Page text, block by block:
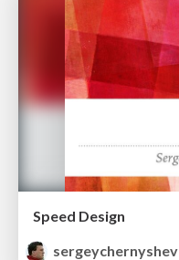
Speed Design
sergeychernyshev